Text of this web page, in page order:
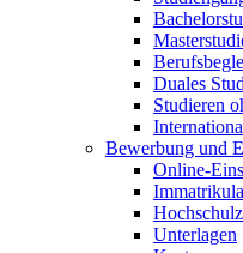
Duales
Studieren
Bewerbung und
Online-
Unterlagen